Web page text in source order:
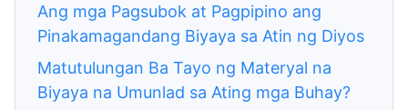
Ang mga Pagsubok at Pagpipino ang
Pinakamagandang Biyaya sa Atin ng Diyos
Matutulungan Ba Tayo ng Materyal na
Biyaya na Umunlad sa Ating mga Buhay?